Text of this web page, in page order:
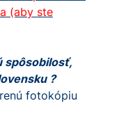
(aby ste
spôsobilosť,
?
fotokópiu